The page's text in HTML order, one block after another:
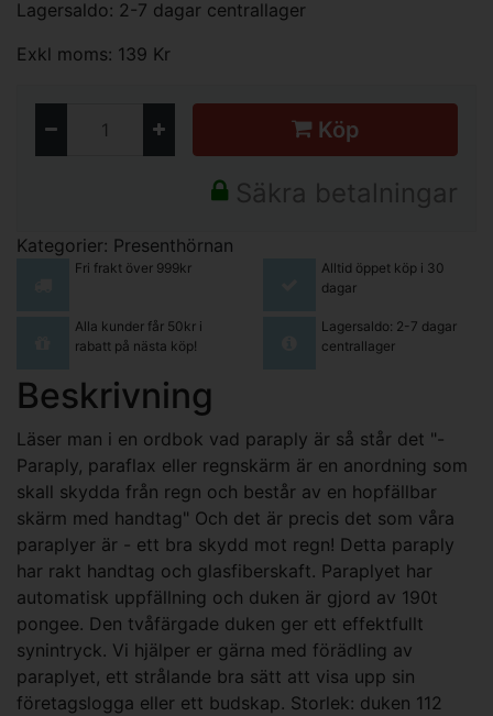
Lagersaldo: 2-7 dagar centrallager
Exkl moms: 139 Kr
Köp
Säkra betalningar
Kategorier: Presenthörnan
Fri frakt över 999kr
Alltid öppet köp i 30
dagar
Alla kunder får 50kr i
rabatt på nästa köp!
Lagersaldo: 2-7 dagar
centrallager
Beskrivning
Läser man i en ordbok vad paraply är så står det "-
Paraply, paraflax eller regnskärm är en anordning som
skall skydda från regn och består av en hopfällbar
skärm med handtag" Och det är precis det som våra
paraplyer är - ett bra skydd mot regn! Detta paraply
har rakt handtag och glasfiberskaft. Paraplyet har
automatisk uppfällning och duken är gjord av 190t
pongee. Den tvåfärgade duken ger ett effektfullt
synintryck. Vi hjälper er gärna med förädling av
paraplyet, ett strålande bra sätt att visa upp sin
företagslogga eller ett budskap. Storlek: duken 112